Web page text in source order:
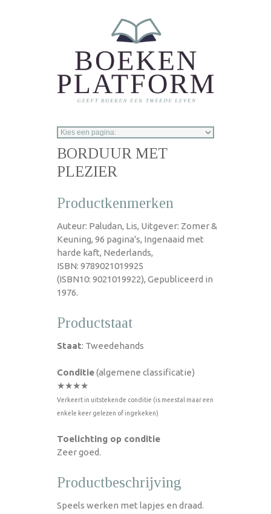
BORDUUR MET
PLEZIER
Productkenmerken
Auteur: Paludan, Lis, Uitgever: Zomer &
Keuning, 96 pagina's, Ingenaaid met
harde kaft, Nederlands,
ISBN: 9789021019925
(ISBN10: 9021019922), Gepubliceerd in
1976.
Productstaat
Staat: Tweedehands
Conditie(algemene classificatie)
★★★★
Verkeert in uitstekende conditie (is meestal maar een
enkele keer gelezen of ingekeken)
Toelichting op conditie
Zeer goed.
Productbeschrijving
Speels werken met lapjes en draad.